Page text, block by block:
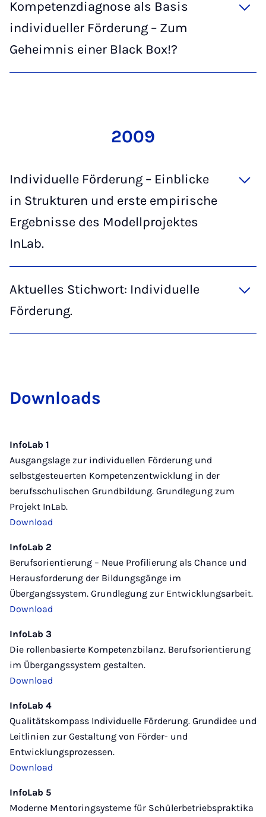
Kompetenzdiagnose als Basis
individueller Förderung – Zum
Geheimnis einer Black Box!?
2009
Individuelle Förderung – Einblicke
in Strukturen und erste empirische
Ergebnisse des Modellprojektes
InLab.
Aktuelles Stichwort: Individuelle
Förderung.
Dow­n­loads
InfoLab 1
Ausgangslage zur individuellen Förderung und
selbstgesteuerten Kompetenzentwicklung in der
berufsschulischen Grundbildung. Grundlegung zum
Projekt InLab.
Download
InfoLab 2
Berufsorientierung – Neue Profilierung als Chance und
Herausforderung der Bildungsgänge im
Übergangssystem. Grundlegung zur Entwicklungsarbeit.
Download
InfoLab 3
Die rollenbasierte Kompetenzbilanz. Berufsorientierung
im Übergangssystem gestalten.
Download
InfoLab 4
Qualitätskompass Individuelle Förderung. Grundidee und
Leitlinien zur Gestaltung von Förder- und
Entwicklungsprozessen.
Download
InfoLab 5
Moderne Mentoringsysteme für Schülerbetriebspraktika